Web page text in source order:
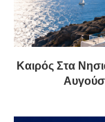
Καιρός Στα